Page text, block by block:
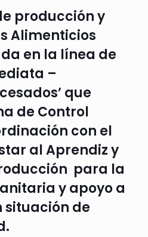
producción y
Alimenticios
en la línea de
–
que
de Control
con el
al Aprendiz y
para la
y apoyo a
situación de